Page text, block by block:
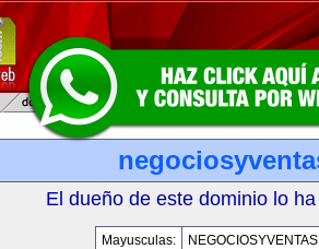
El dueño de este dominio lo
Mayusculas: